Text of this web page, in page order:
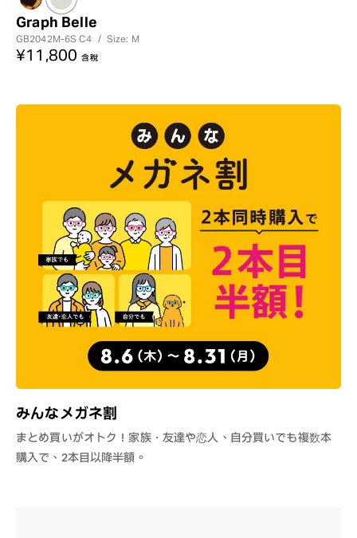
みんなメガネ割
まとめ買いがオトク！家族・友達や恋人、自分買いでも複数本
購入で、2本目以降半額。
Graph Belle
GB2042M-6SC4 / Size: M
¥11,800 含稅